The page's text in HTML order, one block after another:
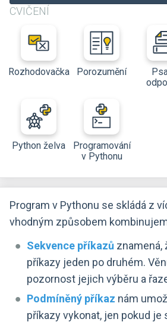
CVIČENÍ
Rozhodovačka Porozumění
Python želva
Programování
v Pythonu
Program v Pythonu se skládá z
vhodným způsobem
Sekvence příkazů znamená,
příkazy jeden po druhém.
pozornost jejich výběru a
Podmíněný příkaz nám
příkazy vykonat, jen pokud je